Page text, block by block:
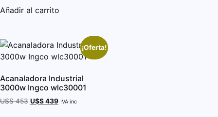
Añadir al carrito
¡Oferta!
Acanaladora Industrial
3000w Ingco wlc30001
U$S453 U$S439 IVA inc